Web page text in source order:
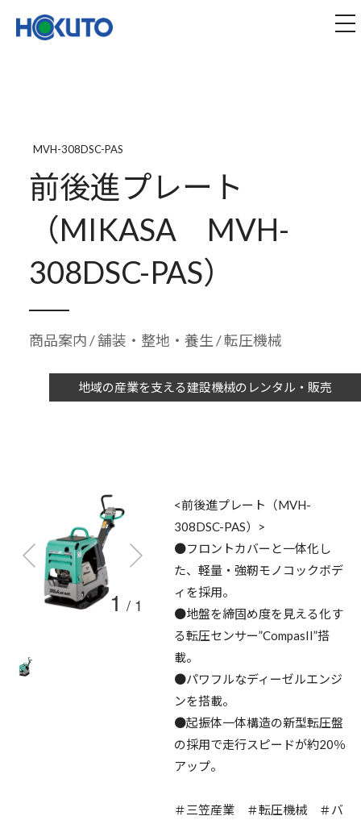
MVH-308DSC-PAS
前後進プレート
（MIKASA MVH-
308DSC-PAS）
商品案内/舗装・整地・養生/ 転圧機械
地域の産業を支える建設機械のレンタル・販売
1 / 1
<前後進プレート（MVH-
308DSC-PAS）>
●フロントカバーと一体化し
た、軽量・強靭モノコックボデ
ィを採用。
●地盤を締固め度を見える化す
る転圧センサー”CompasII”搭
載。
●パワフルなディーゼルエンジ
ンを搭載。
●起振体一体構造の新型転圧盤
の採用で走行スピードが約20％
アップ。
＃三笠産業 ＃転圧機械 ＃バ